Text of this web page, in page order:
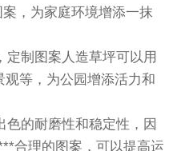
，为家庭环境增添一抹
定制图案人造草坪可以用
等，为公园增添活力和
色的耐磨性和稳定性，因
合理的图案，可以提高运